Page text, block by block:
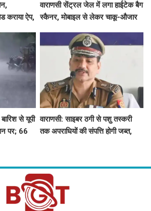
कराया ऐप,
वाराणसी सेंट्रल जेल में लगा हाईटेक बैग
स्कैनर, मोबाइल से लेकर चाकू-औजार
से यूपी
पर; 66
वाराणसी: साइबर ठगी से पशु तस्करी
तक अपराधियों की संपत्ति होगी जब्त,